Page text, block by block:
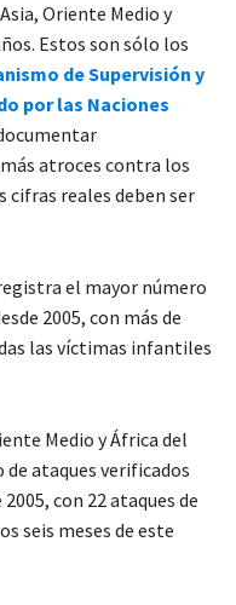
Oriente Medio y
Estos son sólo los
de Supervisión y
por las Naciones
atroces contra los
cifras reales deben ser
el mayor número
2005, con más de
las víctimas infantiles
Medio y África del
ataques verificados
con 22 ataques de
seis meses de este